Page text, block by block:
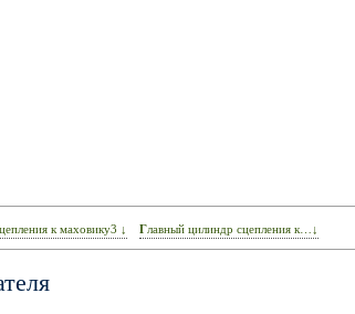
к маховику3 ↓ Главный цилиндр сцепления к…↓